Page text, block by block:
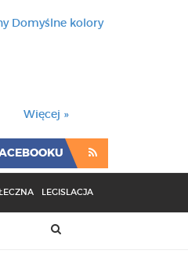
Domyślne kolory
Więcej »
LEGISLACJA